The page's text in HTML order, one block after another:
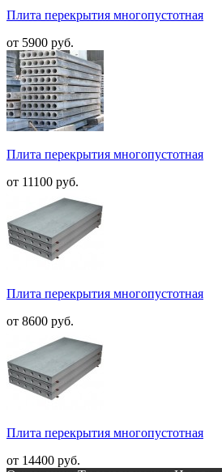
Плита перекрытия многопустотная
от 5900 руб.
Плита перекрытия многопустотная
от 11100 руб.
Плита перекрытия многопустотная
от 8600 руб.
Плита перекрытия многопустотная
от 14400 руб.